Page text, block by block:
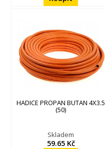
HADICE PROPAN BUTAN 4X3.5
(50)
Skladem
59.65 Kč